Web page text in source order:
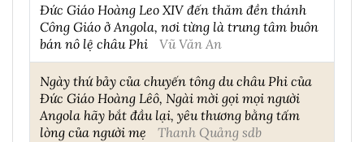
Đức Giáo Hoàng Leo XIV đến thăm đền thánh
Công Giáo ở Angola, nơi từng là trung tâm buôn
bán nô lệ châu Phi
Vũ Văn An
Ngày thứ bảy của chuyến tông du châu Phi của
Đức Giáo Hoàng Lêô, Ngài mời gọi mọi người
Angola hãy bắt đầu lại, yêu thương bằng tấm
lòng của người mẹ
Thanh Quảng sdb